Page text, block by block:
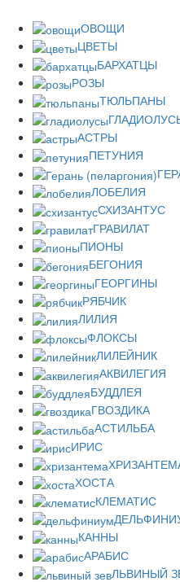
ОВОЩИ
ЦВЕТЫ
БАРХАТЦЫ
РОЗЫ
ТЮЛЬПАНЫ
АСТРЫ
ПЕТУНИЯ
ЛОБЕЛИЯ
СХИЗАНТУС
ГРАВИЛАТ
ПИОНЫ
БЕГОНИЯ
ГЕОРГИНЫ
РЯБЧИК
ЛИЛИЯ
ФЛОКСЫ
ЛИЛЕЙНИК
АКВИЛЕГИЯ
БУДДЛЕЯ
ГВОЗДИКА
АСТИЛЬБА
ИРИС
ХОСТА
КЛЕМАТИС
КАННЫ
АРАБИС
ЛЬВИНЫЙ